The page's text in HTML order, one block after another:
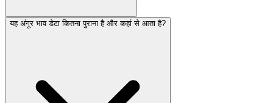
यह अंगूर भाव डेटा कितना पुराना है और कहां से आता है?